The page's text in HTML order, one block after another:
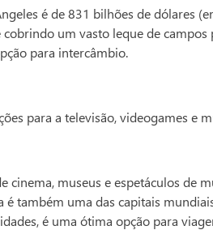
é de 831 bilhões de dólares
um vasto leque de
para intercâmbio.
para a televisão, videogames e
cinema, museus e espetáculos de
é também uma das capitais
é uma ótima opção para